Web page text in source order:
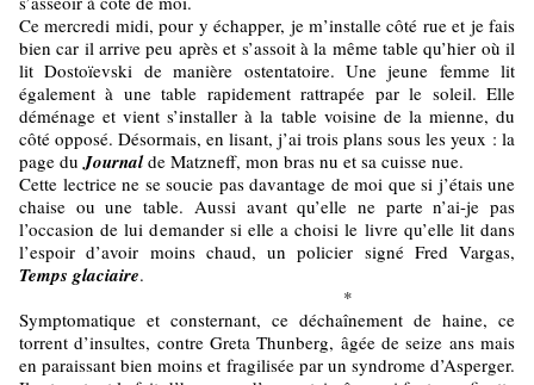
Ce mercredi midi, pour y échapper, je m’installe côté rue et je fais
bien car il arrive peu après et s’assoit à la même table qu’hier où il
lit Dostoïevski de manière ostentatoire. Une jeune femme lit
également à une table rapidement rattrapée par le soleil. Elle
déménage et vient s’installer à la table voisine de la mienne, du
côté opposé. Désormais, en lisant, j’ai trois plans sous les yeux : la
page duJournalde Matzneff, mon bras nu et sa cuisse nue.
Cette lectrice ne se soucie pas davantage de moi que si j’étais une
chaise ou une table. Aussi avant qu’elle ne parte n’ai-je pas
l’occasion de lui demander si elle a choisi le livre qu’elle lit dans
l’espoir d’avoir moins chaud, un policier signé Fred Vargas,
Temps glaciaire.
*
Symptomatique et consternant, ce déchaînement de haine, ce
torrent d’insultes, contre Greta Thunberg, âgée de seize ans mais
en paraissant bien moins et fragilisée par un syndrome d’Asperger.